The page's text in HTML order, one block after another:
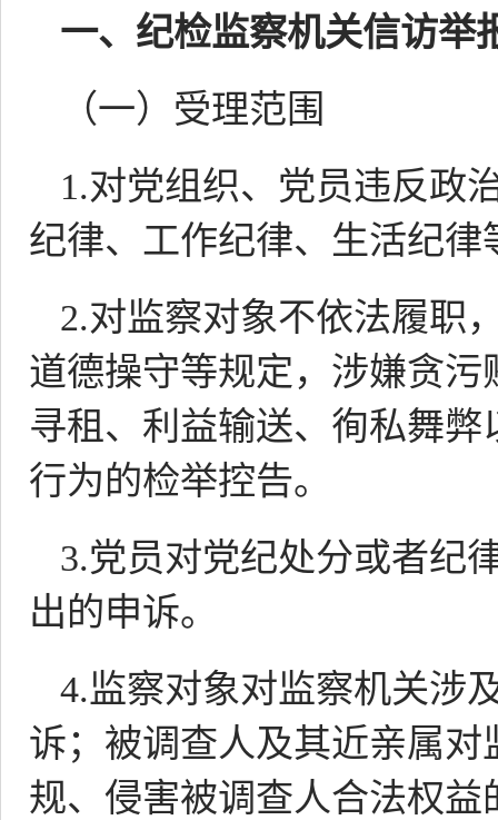
一、纪检监察机关信访举
（一）受理范围
1.对党组织、党员违反政
纪律、工作纪律、生活纪
2.对监察对象不依法履职
道德操守等规定，涉嫌贪
寻租、利益输送、徇私舞
行为的检举控告。
3.党员对党纪处分或者纪
出的申诉。
4.监察对象对监察机关涉
诉；被调查人及其近亲属
规、侵害被调查人合法权